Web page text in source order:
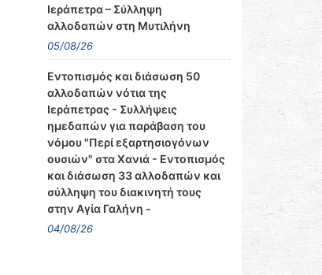
Ιεράπετρα – Σύλληψη
αλλοδαπών στη Μυτιλήνη
05/08/26
Εντοπισμός και διάσωση 50
αλλοδαπών νότια της
Ιεράπετρας - Συλλήψεις
ημεδαπών για παράβαση του
νόμου "Περί εξαρτησιογόνων
ουσιών" στα Χανιά - Εντοπισμός
και διάσωση 33 αλλοδαπών και
σύλληψη του διακινητή τους
στην Αγία Γαλήνη -
04/08/26